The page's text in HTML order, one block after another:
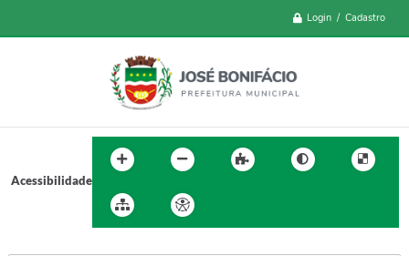
Login / Cadastro
Acessibilidade